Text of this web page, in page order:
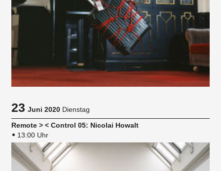
23Juni 2020 Dienstag
Remote > < Control 05: Nicolai Howalt
13:00 Uhr